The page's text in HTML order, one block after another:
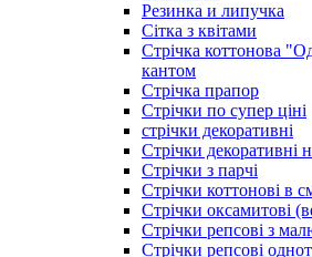
Резинка и липучка
Сітка з квітами
Стрічка коттонова
кантом
Стрічка прапор
Стрічки по супер ціні
стрічки декоративні
Стрічки декоративні
Стрічки з парчі
Стрічки коттонові в
Стрічки оксамитові
Стрічки репсові з
Стрічки репсові